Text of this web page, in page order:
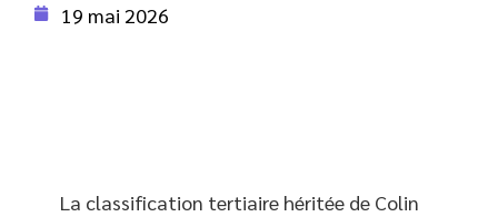
19 mai 2026
La classification tertiaire héritée de Colin